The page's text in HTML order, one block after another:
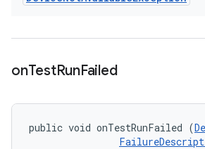
onTestRunFailed
public void onTestRunFailed (